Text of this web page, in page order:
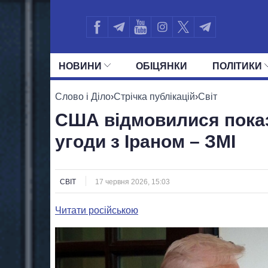
НОВИНИ ОБIЦЯНКИ ПОЛIТИКИ
УСІ ПОЛІТИКИ ПРЕЗИДЕНТ І ОФІС
Слово і Діло›Стрічка публікацій›Світ
США відмовилися
угоди з Іраном – ЗМІ
СВІТ 17 червня 2026, 15:03
Читати російською